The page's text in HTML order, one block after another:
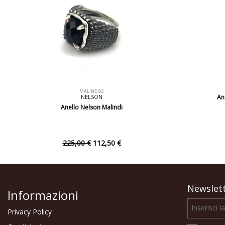
MALINDI02
NELSON
Anello Nelson Malindi
225,00 €112,50 €
Informazioni
Privacy Policy